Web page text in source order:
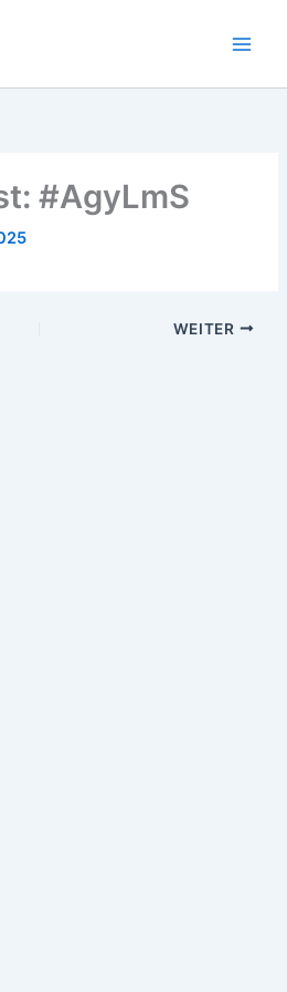
#AgyLmS
WEITER